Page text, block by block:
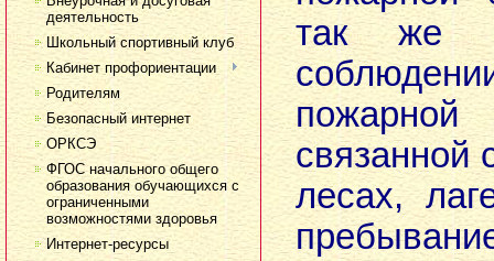
деятельность
Школьный спортивный клуб
Кабинет профориентации
Родителям
Безопасный интернет
ОРКСЭ
ФГОС начального общего
образования обучающихся с
ограниченными
возможностями здоровья
Интернет-ресурсы
так же
пожарной
связанной
лесах,